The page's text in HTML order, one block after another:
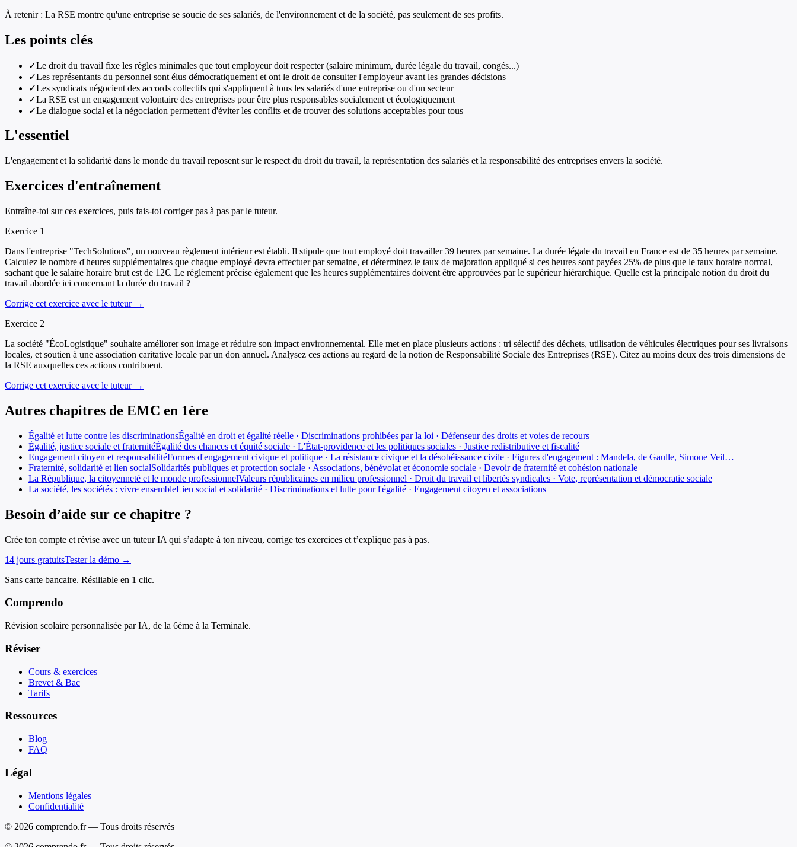
À retenir : La RSE montre qu'une entreprise se soucie de ses salariés, de l'environnement et de la société, pas seulement de ses profits.
Les points clés
✓Le droit du travail fixe les règles minimales que tout employeur doit respecter (salaire minimum, durée légale du travail, congés...)
✓Les représentants du personnel sont élus démocratiquement et ont le droit de consulter l'employeur avant les grandes décisions
✓Les syndicats négocient des accords collectifs qui s'appliquent à tous les salariés d'une entreprise ou d'un secteur
✓La RSE est un engagement volontaire des entreprises pour être plus responsables socialement et écologiquement
✓Le dialogue social et la négociation permettent d'éviter les conflits et de trouver des solutions acceptables pour tous
L'essentiel
L'engagement et la solidarité dans le monde du travail reposent sur le respect du droit du travail, la représentation des salariés et la responsabilité des entreprises envers la société.
Exercices d'entraînement
Entraîne-toi sur ces exercices, puis fais-toi corriger pas à pas par le tuteur.
Exercice 1
Dans l'entreprise "TechSolutions", un nouveau règlement intérieur est établi. Il stipule que tout employé doit travailler 39 heures par semaine. La durée légale du travail en France est de 35 heures par semaine.
Calculez le nombre d'heures supplémentaires que chaque employé devra effectuer par semaine, et déterminez le taux de majoration appliqué si ces heures sont payées 25% de plus que le taux horaire normal,
sachant que le salaire horaire brut est de 12€. Le règlement précise également que les heures supplémentaires doivent être approuvées par le supérieur hiérarchique. Quelle est la principale notion du droit du
travail abordée ici concernant la durée du travail ?
Corrige cet exercice avec le tuteur →
Exercice 2
La société "ÉcoLogistique" souhaite améliorer son image et réduire son impact environnemental. Elle met en place plusieurs actions : tri sélectif des déchets, utilisation de véhicules électriques pour ses livraisons
locales, et soutien à une association caritative locale par un don annuel. Analysez ces actions au regard de la notion de Responsabilité Sociale des Entreprises (RSE). Citez au moins deux des trois dimensions de
la RSE auxquelles ces actions contribuent.
Corrige cet exercice avec le tuteur →
Autres chapitres de EMC en 1ère
Égalité et lutte contre les discriminationsÉgalité en droit et égalité réelle · Discriminations prohibées par la loi · Défenseur des droits et voies de recours
Égalité, justice sociale et fraternitéÉgalité des chances et équité sociale · L'État-providence et les politiques sociales · Justice redistributive et fiscalité
Engagement citoyen et responsabilitéFormes d'engagement civique et politique · La résistance civique et la désobéissance civile · Figures d'engagement : Mandela, de Gaulle, Simone Veil…
Fraternité, solidarité et lien socialSolidarités publiques et protection sociale · Associations, bénévolat et économie sociale · Devoir de fraternité et cohésion nationale
La République, la citoyenneté et le monde professionnelValeurs républicaines en milieu professionnel · Droit du travail et libertés syndicales · Vote, représentation et démocratie sociale
La société, les sociétés : vivre ensembleLien social et solidarité · Discriminations et lutte pour l'égalité · Engagement citoyen et associations
Besoin d’aide sur ce chapitre ?
Crée ton compte et révise avec un tuteur IA qui s’adapte à ton niveau, corrige tes exercices et t’explique pas à pas.
14 jours gratuitsTester la démo →
Sans carte bancaire. Résiliable en 1 clic.
Comprendo
Révision scolaire personnalisée par IA, de la 6ème à la Terminale.
Réviser
Cours & exercices
Brevet & Bac
Tarifs
Ressources
Blog
FAQ
Légal
Mentions légales
Confidentialité
© 2026 comprendo.fr — Tous droits réservés